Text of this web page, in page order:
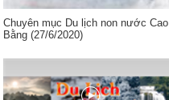
Chuyên mục Du lịch non nước Cao
Bằng (27/6/2020)